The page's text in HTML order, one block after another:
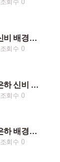
조회수 0
내가 만든 걸그룹 비비지 신비 배경화면 ^^
조회수 0
내가 만든 걸그룹 비비지 은하 신비 엄지 배경화면 ^^
조회수 0
내가 만든 걸그룹 비비지 은하 배경화면 ^^
조회수 0